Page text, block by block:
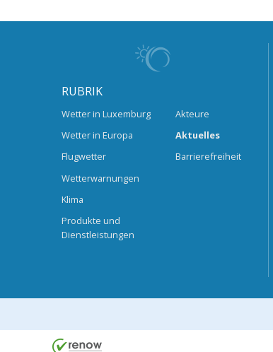
RUBRIK
Wetter in Luxemburg
Wetter in Europa
Flugwetter
Wetterwarnungen
Klima
Produkte und
Dienstleistungen
Akteure
Aktuelles
Barrierefreiheit